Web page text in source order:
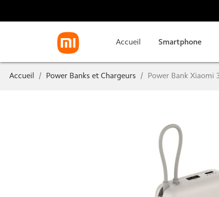
Accueil Smartphone
Accueil Power Banks et Chargeurs Power Bank Xiaomi